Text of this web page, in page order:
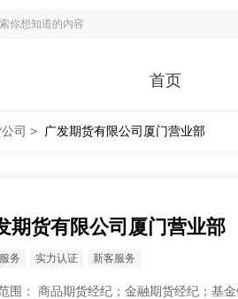
首页
司 > 广发期货有限公司厦门营业部
期货有限公司厦门营业部
务 实力认证 新客服务
业务范围： 商品期货经纪；金融期货经纪；基